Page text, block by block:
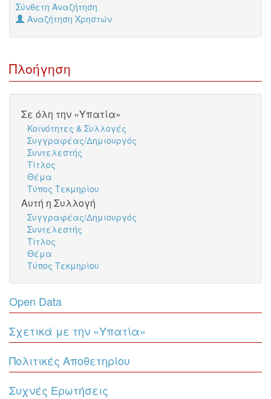
Σύνθετη Αναζήτηση
Αναζήτηση Χρηστών
Πλοήγηση
Σε όλη την «Υπατία»
Κοινότητες & Συλλογές
Συγγραφέας/Δημιουργός
Συντελεστής
Τίτλος
Θέμα
Τύπος Τεκμηρίου
Αυτή η Συλλογή
Συγγραφέας/Δημιουργός
Συντελεστής
Τίτλος
Θέμα
Τύπος Τεκμηρίου
Open Data
Σχετικά με την «Υπατία»
Πολιτικές Αποθετηρίου
Συχνές Ερωτήσεις